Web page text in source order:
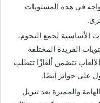
في هذه المستويات
الأساسية لجمع النجوم،
الفريدة المختلفة
تتضمن ألغازًا تتطلب
على جوائز أيضًا.
والمميزة بعد تنزيل